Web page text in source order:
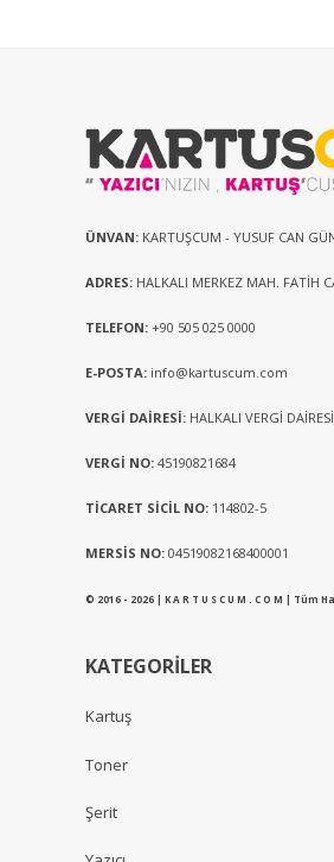
ÜNVAN: KARTUŞCUM - YUSUF CAN
ADRES: HALKALI MERKEZ MAH. FATİH
TELEFON: +90 505 025 0000
E-POSTA: info@kartuscum.com
VERGİ DAİRESİ: HALKALI VERGİ DAİRESİ
VERGİ NO: 45190821684
TİCARET SİCİL NO: 114802-5
MERSİS NO: 04519082168400001
© 2016 - 2026 | K A R T U S C U M . C O M | Tüm
KATEGORİLER
Kartuş
Toner
Şerit